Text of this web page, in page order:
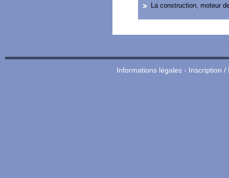
La construction, moteur
Informations légales- Inscription